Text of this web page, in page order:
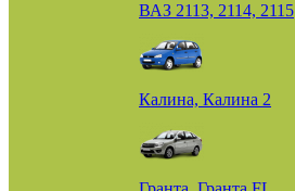
ВАЗ 2113, 2114, 2115
Калина, Калина 2